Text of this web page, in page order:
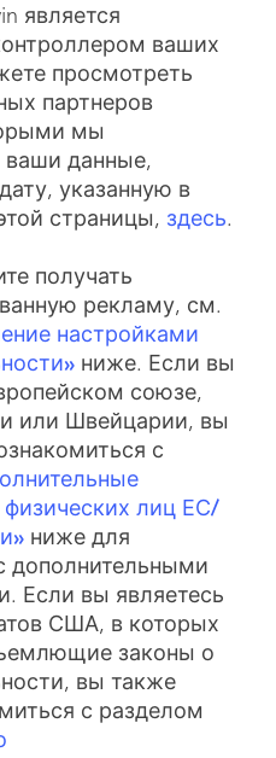
является
ваших
просмотреть
партнеров
мы
ваши данные,
указанную в
страницы, здесь.
получать
рекламу, см.
настройками
ниже. Если вы
союзе,
или Швейцарии, вы
с
лиц ЕС/
ниже для
дополнительными
Если вы являетесь
США, в которых
законы о
вы также
с разделом